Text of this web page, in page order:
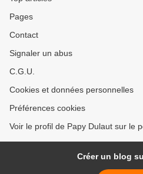
Pages
Contact
Signaler un abus
C.G.U.
Cookies et données personnelles
Préférences cookies
Voir le profil de Papy Dulaut sur le
Créer un blog